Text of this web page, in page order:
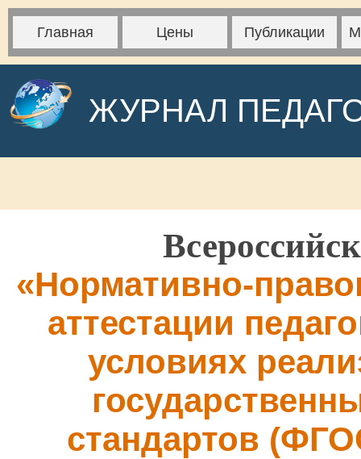
Главная Цены Публикации
ЖУРНАЛ
«Нормативно-
аттестации
условиях
стандартов